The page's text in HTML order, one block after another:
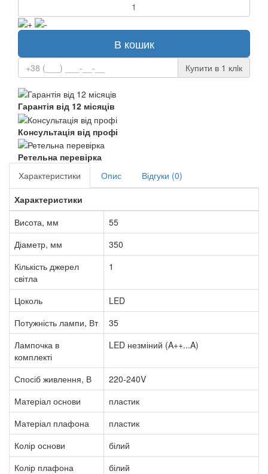
В кошик
Купити в 1 клiк
Гарантія від 12 місяців
Консультація від профі
Ретельна перевірка
Характеристики
Опис
Відгуки (0)
Характеристики
Висота, мм
55
Діаметр, мм
350
Кількість джерел
світла
1
Цоколь
LED
Потужність лампи, Вт
35
Лампочка в
комплекті
LED незміний (A++...A)
Спосіб живлення, В
220-240V
Матеріал основи
пластик
Матеріал плафона
пластик
Колір основи
білий
Колір плафона
білий